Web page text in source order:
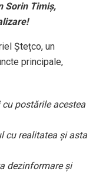
Sorin Timiș,
Ștețco, un
principale,
postările acestea
cu realitatea și asta
dezinformare și